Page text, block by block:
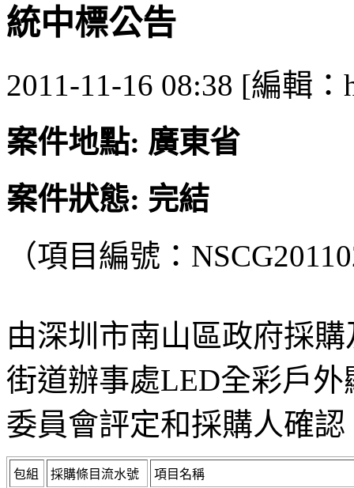
統中標公告
2011-11-16 08:38 [編輯：
案件地點: 廣東省
案件狀態: 完結
（項目編號：
由深圳市南山區政府採
街道辦事處LED全彩戶
委員會評定和採購人確
包組 採購條目流水號 項目名稱